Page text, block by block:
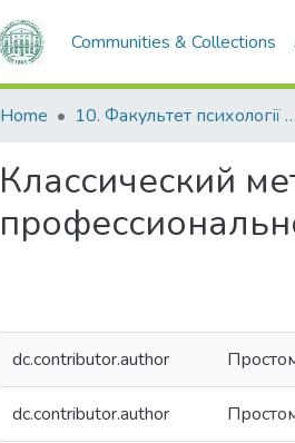
Communities & Collections
Home 10. Факультет психології та соціальної роботи
Классический
dc.contributor.author
dc.contributor.author